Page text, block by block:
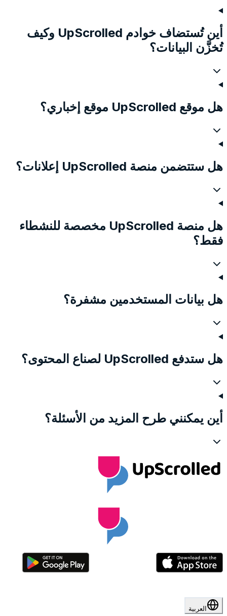
أين تُستضاف خوادم UpScrolled وكيف
تُخزَّن البيانات؟
هل موقع UpScrolled موقع إخباري؟
هل ستتضمن منصة UpScrolled إعلانات؟
هل منصة UpScrolled مخصصة للنشطاء
فقط؟
هل بيانات المستخدمين مشفرة؟
هل ستدفع UpScrolled لصناع المحتوى؟
أين يمكنني طرح المزيد من الأسئلة؟
العربية